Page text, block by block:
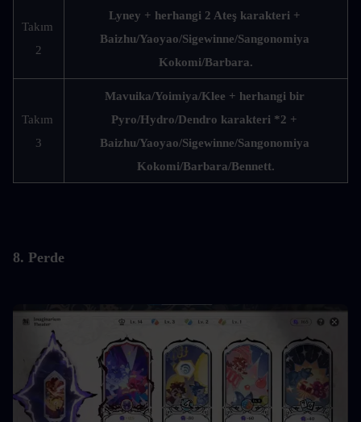
Takım
2
Lyney + herhangi 2 Ateş karakteri +
Baizhu/Yaoyao/Sigewinne/Sangonomiya
Kokomi/Barbara.
Takım
3
Mavuika/Yoimiya/Klee + herhangi bir
Pyro/Hydro/Dendro karakteri *2 +
Baizhu/Yaoyao/Sigewinne/Sangonomiya
Kokomi/Barbara/Bennett.
8. Perde